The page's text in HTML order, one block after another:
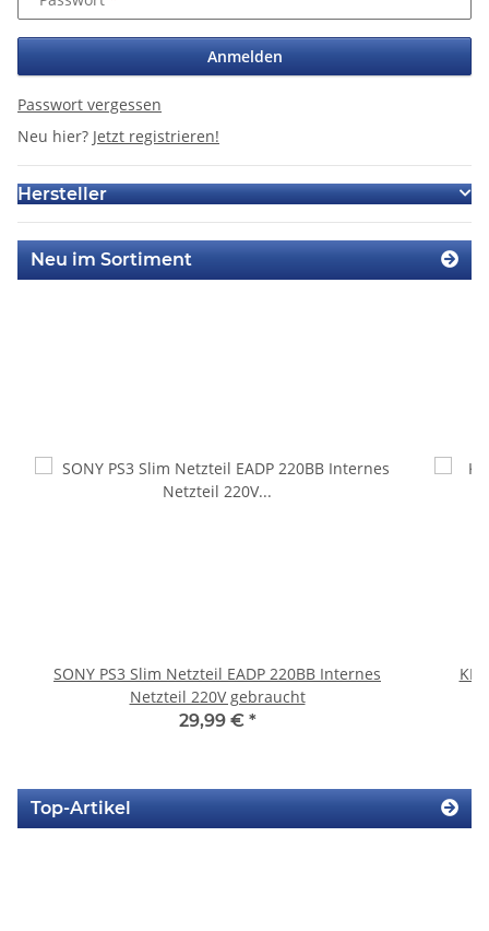
Anmelden
Passwort vergessen
Neu hier? Jetzt registrieren!
Hersteller
Neu im Sortiment
SONY PS3 Slim Netzteil EADP 220BB Internes
Netzteil 220V gebraucht
29,99 € *
Top-Artikel